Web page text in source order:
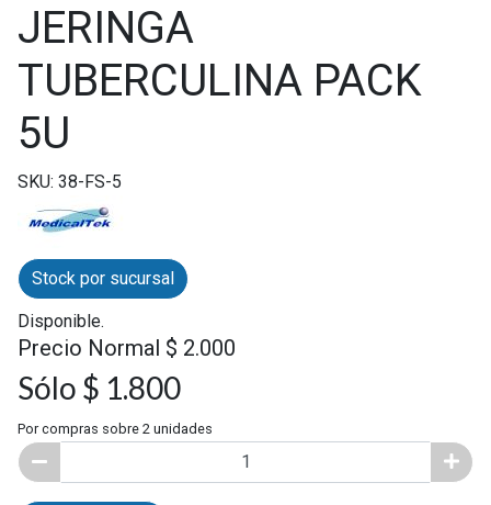
JERINGA
TUBERCULINA PACK
5U
SKU: 38-FS-5
Stock por sucursal
Disponible.
Precio Normal $ 2.000
Sólo $ 1.800
Por compras sobre 2 unidades